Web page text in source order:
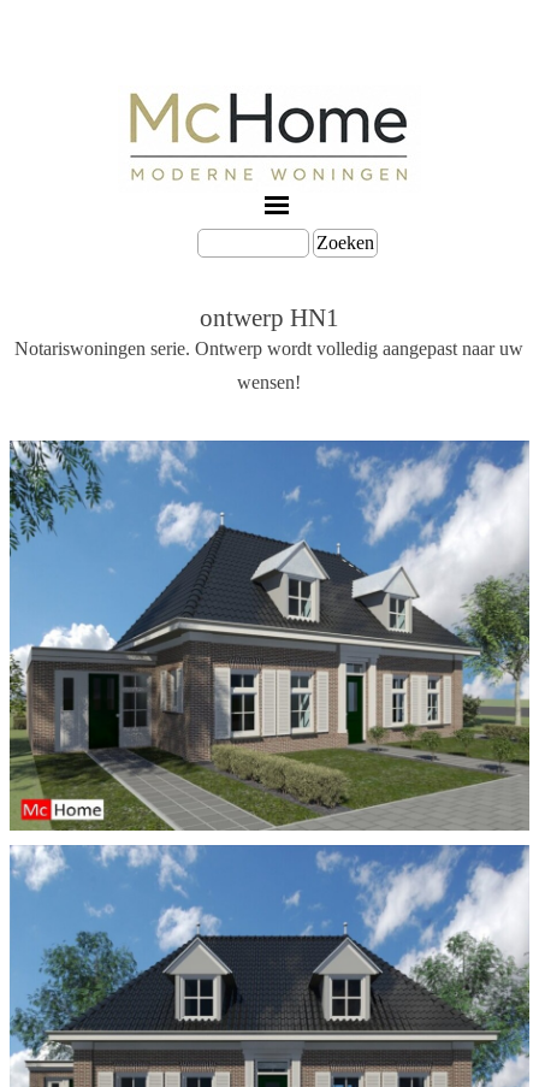
Zoeken
ontwerp HN1
Notariswoningen serie. Ontwerp wordt volledig aangepast naar uw
wensen!